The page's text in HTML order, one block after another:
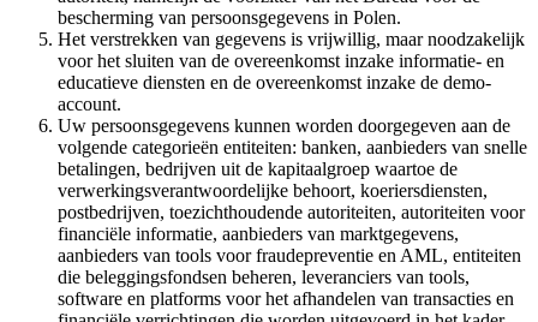
bescherming van persoonsgegevens in Polen.
Het verstrekken van gegevens is vrijwillig, maar noodzakelijk
voor het sluiten van de overeenkomst inzake informatie- en
educatieve diensten en de overeenkomst inzake de demo-
account.
Uw persoonsgegevens kunnen worden doorgegeven aan de
volgende categorieën entiteiten: banken, aanbieders van snelle
betalingen, bedrijven uit de kapitaalgroep waartoe de
verwerkingsverantwoordelijke behoort, koeriersdiensten,
postbedrijven, toezichthoudende autoriteiten, autoriteiten voor
financiële informatie, aanbieders van marktgegevens,
aanbieders van tools voor fraudepreventie en AML, entiteiten
die beleggingsfondsen beheren, leveranciers van tools,
software en platforms voor het afhandelen van transacties en